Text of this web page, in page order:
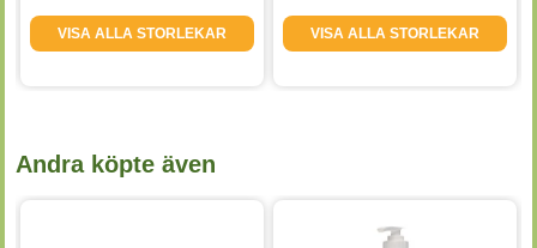
VISA ALLA STORLEKAR VISA ALLA STORLEKAR
Andra köpte även